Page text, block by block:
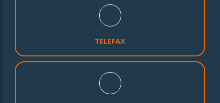
TELEFAX